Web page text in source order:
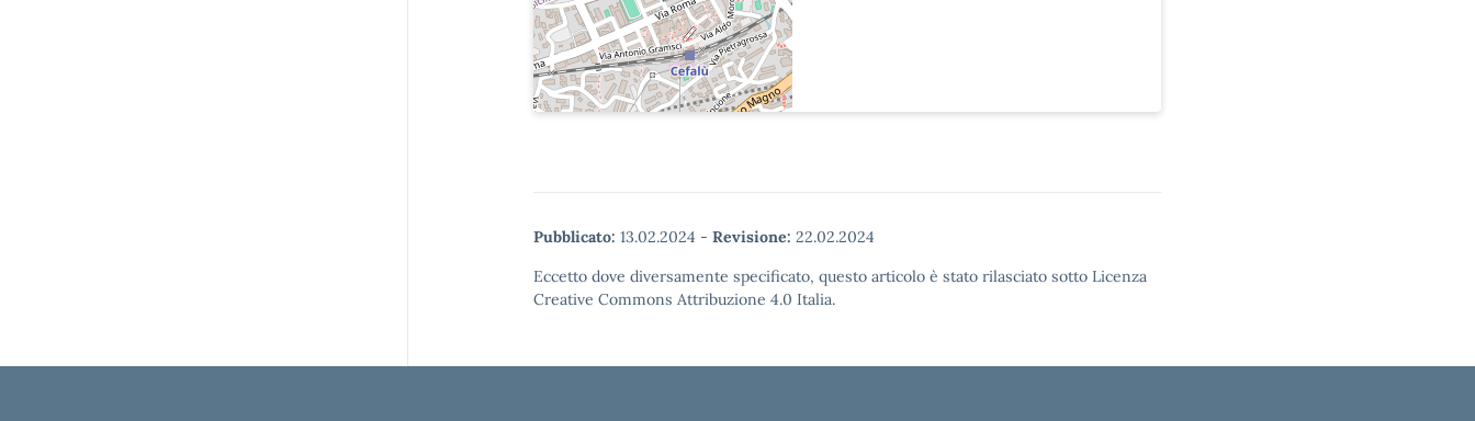
Pubblicato: 13.02.2024 - Revisione: 22.02.2024
Eccetto dove diversamente specificato, questo articolo è stato rilasciato sotto Licenza
Creative Commons Attribuzione 4.0 Italia.